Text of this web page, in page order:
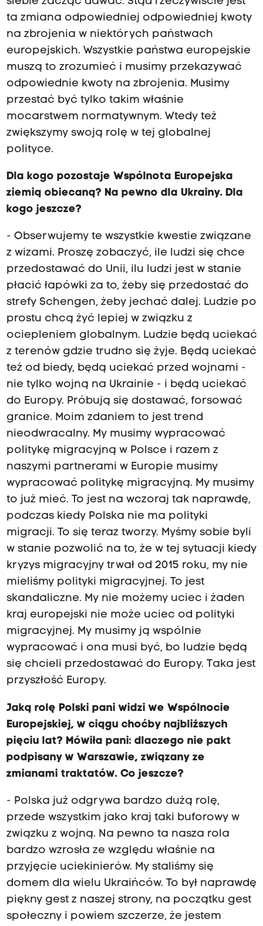
ta zmiana odpowiedniej odpowiedniej kwoty
na zbrojenia w niektórych państwach
europejskich. Wszystkie państwa europejskie
muszą to zrozumieć i musimy przekazywać
odpowiednie kwoty na zbrojenia. Musimy
przestać być tylko takim właśnie
mocarstwem normatywnym. Wtedy też
zwiększymy swoją rolę w tej globalnej
polityce.
Dla kogo pozostaje Wspólnota Europejska
ziemią obiecaną? Na pewno dla Ukrainy. Dla
kogo jeszcze?
- Obserwujemy te wszystkie kwestie związane
z wizami. Proszę zobaczyć, ile ludzi się chce
przedostawać do Unii, ilu ludzi jest w stanie
płacić łapówki za to, żeby się przedostać do
strefy Schengen, żeby jechać dalej. Ludzie po
prostu chcą żyć lepiej w związku z
ociepleniem globalnym. Ludzie będą uciekać
z terenów gdzie trudno się żyje. Będą uciekać
też od biedy, będą uciekać przed wojnami -
nie tylko wojną na Ukrainie - i będą uciekać
do Europy. Próbują się dostawać, forsować
granice. Moim zdaniem to jest trend
nieodwracalny. My musimy wypracować
politykę migracyjną w Polsce i razem z
naszymi partnerami w Europie musimy
wypracować politykę migracyjną. My musimy
to już mieć. To jest na wczoraj tak naprawdę,
podczas kiedy Polska nie ma polityki
migracji. To się teraz tworzy. Myśmy sobie byli
w stanie pozwolić na to, że w tej sytuacji kiedy
kryzys migracyjny trwał od 2015 roku, my nie
mieliśmy polityki migracyjnej. To jest
skandaliczne. My nie możemy uciec i żaden
kraj europejski nie może uciec od polityki
migracyjnej. My musimy ją wspólnie
wypracować i ona musi być, bo ludzie będą
się chcieli przedostawać do Europy. Taka jest
przyszłość Europy.
Jaką rolę Polski pani widzi we Wspólnocie
Europejskiej, w ciągu choćby najbliższych
pięciu lat? Mówiła pani: dlaczego nie pakt
podpisany w Warszawie, związany ze
zmianami traktatów. Co jeszcze?
- Polska już odgrywa bardzo dużą rolę,
przede wszystkim jako kraj taki buforowy w
związku z wojną. Na pewno ta nasza rola
bardzo wzrosła ze względu właśnie na
przyjęcie uciekinierów. My staliśmy się
domem dla wielu Ukraińców. To był naprawdę
piękny gest z naszej strony, na początku gest
społeczny i powiem szczerze, że jestem